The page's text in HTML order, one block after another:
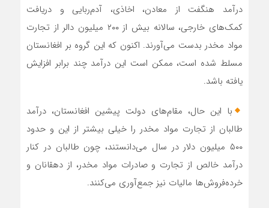
درآمد هنگفت از معادن، اخاذی، آدم‌ربایی و دریافت
کمک‌های خارجی، سالانه بیش از ۲۰۰ میلیون دالر از تجارت
مواد مخدر بدست می‌آورند. اکنون که این گروه بر افغانستان
مسلط شده است، ممکن است این درآمد چند برابر افزایش
یافته باشد.
با این حال، مقام‌های دولت پیشین افغانستان، درآمد
طالبان از تجارت مواد مخدر را خیلی بیشتر از این و حدود
۵۰۰ میلیون دلار در سال می‌دانستند، چون طالبان در کنار
درآمد خالص از تجارت و صادرات مواد مخدر، از دهقانان و
خرده‌فروش‌ها مالیات نیز جمع‌آوری می‌کنند.